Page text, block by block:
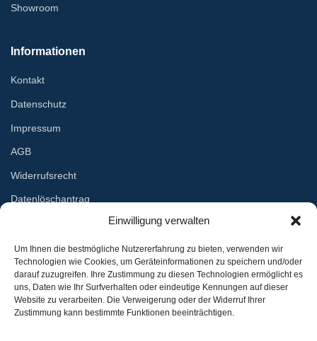
Einwilligung verwalten
Um Ihnen die bestmögliche Nutzererfahrung zu bieten, verwenden wir
Technologien wie Cookies, um Geräteinformationen zu speichern und/oder
darauf zuzugreifen. Ihre Zustimmung zu diesen Technologien ermöglicht es
uns, Daten wie Ihr Surfverhalten oder eindeutige Kennungen auf dieser
Website zu verarbeiten. Die Verweigerung oder der Widerruf Ihrer
Zustimmung kann bestimmte Funktionen beeinträchtigen.
Showroom
Informationen
Kontakt
Datenschutz
Impressum
AGB
Widerrufsrecht
Datenlöschantrag
Services
Lieferung
Umtausch
Rückgabe